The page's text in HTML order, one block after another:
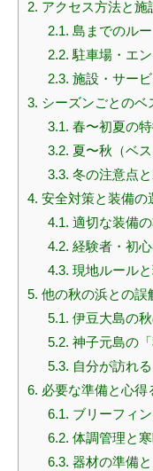
2. アクセス方法と施
2.1. 島までのル
2.2. 駐車場・エ
2.3. 施設・サー
3. シーズンごとのベ
3.1. 春〜初夏の
3.2. 夏〜秋（ベ
3.3. 冬の注意点
4. 安全対策と装備の
4.1. 適切な装備
4.2. 経験者・初
4.3. 現地ルール
5. 他の秋の浜との誤
5.1. 伊豆大島の
5.2. 神子元島の
5.3. 自分が訪れ
6. 必要な準備と心得
6.1. ブリーフィ
6.2. 体調管理と
6.3. 器材の準備